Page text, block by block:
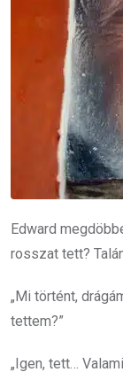
Edward
rosszat tett?
„Mi történt,
tettem?”
„Igen, tett…